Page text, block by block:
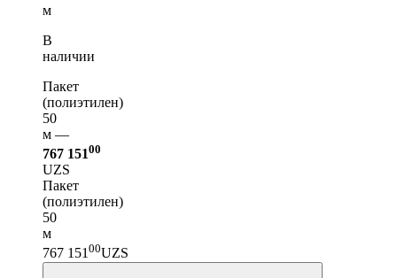
м
В
наличии
Пакет
(полиэтилен)
50
м —
767 15100
UZS
Пакет
(полиэтилен)
50
м
767 15100UZS